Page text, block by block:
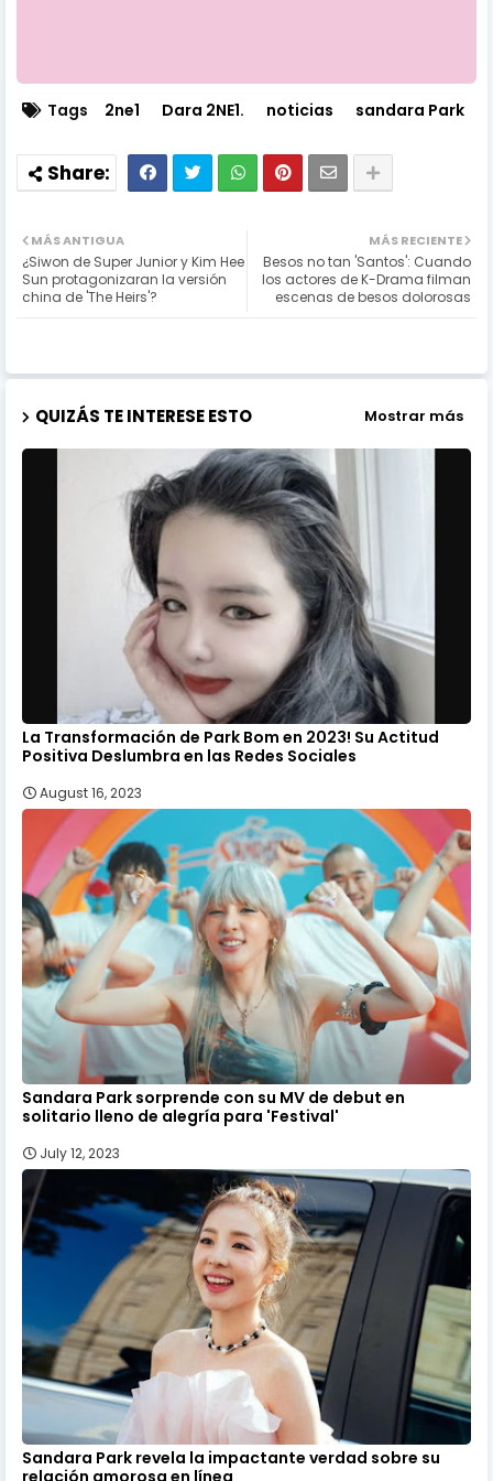
Tags 2ne1 Dara 2NE1. noticias sandara Park
MÁS RECIENTE
Besos no tan 'Santos': Cuando
los actores de K-Drama filman
escenas de besos dolorosas
MÁS ANTIGUA
¿Siwon de Super Junior y Kim Hee
Sun protagonizaran la versión
china de 'The Heirs'?
QUIZÁS TE INTERESE ESTO Mostrar más
La Transformación de Park Bom en 2023! Su Actitud
Positiva Deslumbra en las Redes Sociales
August 16, 2023
Sandara Park sorprende con su MV de debut en
solitario lleno de alegría para 'Festival'
July 12, 2023
Sandara Park revela la impactante verdad sobre su
relación amorosa en línea